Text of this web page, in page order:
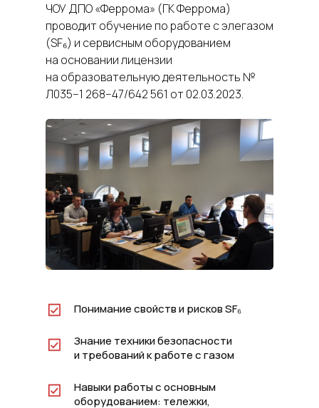
ЧОУ ДПО «Феррома» (ГК Феррома)
проводит обучение по работе с элегазом
(SF₆) и сервисным оборудованием
на основании лицензии
на образовательную деятельность №
Л035−1 268−47/642 561 от 02.03.2023.
Понимание свойств и рисков SF₆
Знание техники безопасности
и требований к работе с газом
Навыки работы с основным
оборудованием: тележки,